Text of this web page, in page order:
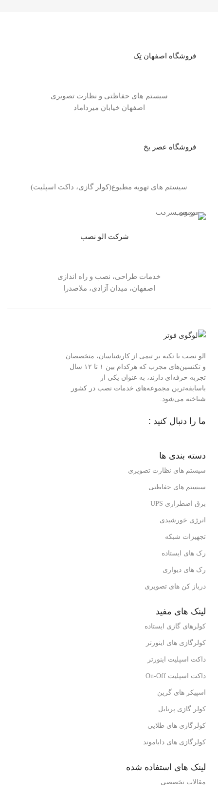
فروشگاه اصفهان تِک
سیستم های حفاظتی و نظارت تصویری
اصفهان خیابان میرداماد
فروشگاه عصر یخ
سیستم های تهویه مطبوع(کولر گازی، داکت اسپلیت)
شرکت الو نصب
خدمات طراحی، نصب و راه اندازی
اصفهان، میدان آزادی، ملاصدرا
الو نصب با تکیه بر تیمی از کارشناسان، متخصصان
و تکنسین‌های مجرب که هرکدام بین ۱ تا ۱۲ سال
تجربه حرفه‌ای دارند، به عنوان یکی از
باسابقه‌ترین مجموعه‌های خدمات نصب در کشور
شناخته می‌شود.
ما را دنبال کنید :
دسته بندی ها
سیستم های نظارت تصویری
سیستم های حفاظتی
برق اضطراری UPS
انرژی خورشیدی
تجهیزات شبکه
رک های ایستاده
رک های دیواری
درباز کن های تصویری
لینک های مفید
کولرهای گازی ایستاده
کولرگازی های اینورتر
داکت اسپلیت اینورتر
داکت اسپلیت On-Off
اسپیکر های گرین
کولر گازی پرتابل
کولرگازی های طلایی
کولرگازی های دایاموند
لینک های استفاده شده
مقالات تخصصی